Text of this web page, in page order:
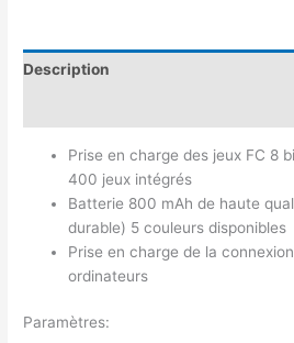
Description
Prise en charge des jeux FC 8
400 jeux intégrés
Batterie 800 mAh de haute
durable) 5 couleurs disponibles
Prise en charge de la
ordinateurs
Paramètres: